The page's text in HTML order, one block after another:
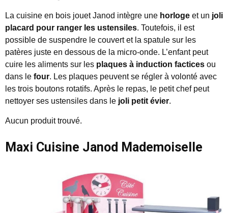
La cuisine en bois jouet Janod intègre une horloge et un joli
placard pour ranger les ustensiles. Toutefois, il est
possible de suspendre le couvert et la spatule sur les
patères juste en dessous de la micro-onde. L’enfant peut
cuire les aliments sur les plaques à induction factices ou
dans le four. Les plaques peuvent se régler à volonté avec
les trois boutons rotatifs. Après le repas, le petit chef peut
nettoyer ses ustensiles dans le joli petit évier.
Aucun produit trouvé.
Maxi Cuisine Janod Mademoiselle